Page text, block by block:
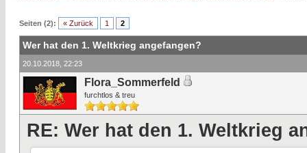
Seiten (2): « Zurück 1 2
Wer hat den 1. Weltkrieg angefangen?
20.10.2018, 22:23
Flora_Sommerfeld
furchtlos & treu
RE: Wer hat den 1. Weltkrieg